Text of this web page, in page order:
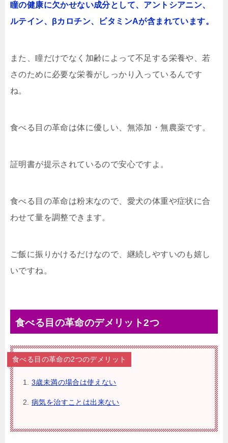
瞳の健康に欠かせない成分として、アントシアニン、
ルテイン、βカロチン、ビタミンAが含まれています。
また、瞳だけでなく加齢によって不足する栄養や、若
さのために必要な栄養がしっかり入っているんです
ね。
食べる目の革命は体に優しい、無添加・無農薬です。
証明書が提示されているので安心ですよ。
食べる目の革命は粉末なので、愛犬の体重や症状に合
わせて量を調整できます。
ご飯に振りかけるだけなので、継続しやすいのも嬉し
いですね。
食べる目の革命のデメリット2つ
食べる目の革命の2つのデメリット
3歳未満の場合は使えない
病気を治すことは出来ない